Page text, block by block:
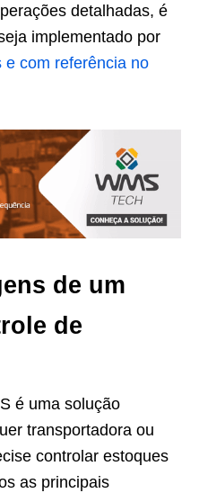
detalhadas, é
implementado por
e com referência no
de um
de
é uma solução
transportadora ou
controlar estoques
as principais